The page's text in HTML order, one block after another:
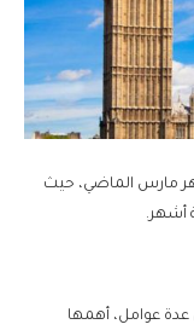
مارس الماضي، حيث
عدة عوامل، أهمها